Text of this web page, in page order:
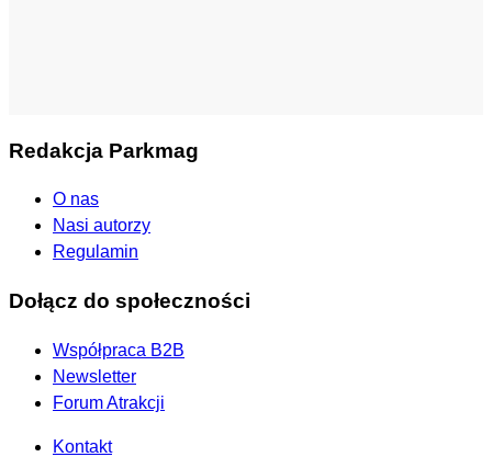
Redakcja Parkmag
O nas
Nasi autorzy
Regulamin
Dołącz do społeczności
Współpraca B2B
Newsletter
Forum Atrakcji
Kontakt